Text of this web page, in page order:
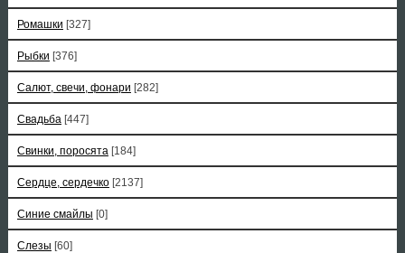
Ромашки [327]
Рыбки [376]
Салют, свечи, фонари [282]
Свадьба [447]
Свинки, поросята [184]
Сердце, сердечко [2137]
Синие смайлы [0]
Слезы [60]